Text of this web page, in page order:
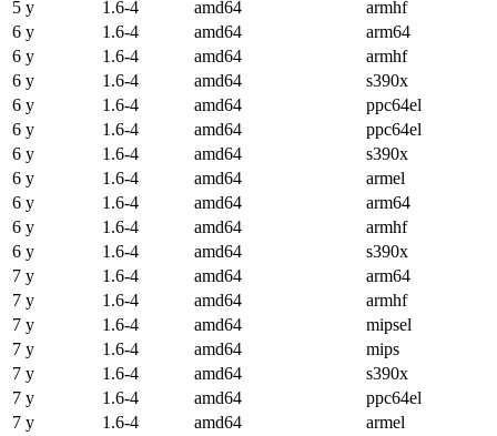
5 y
1.6-4 amd64
armhf
6 y
1.6-4 amd64
arm64
6 y
1.6-4 amd64
armhf
6 y
1.6-4 amd64
s390x
6 y
1.6-4 amd64
ppc64el
6 y
1.6-4 amd64
ppc64el
6 y
1.6-4 amd64
s390x
6 y
1.6-4 amd64
armel
6 y
1.6-4 amd64
arm64
6 y
1.6-4 amd64
armhf
6 y
1.6-4 amd64
s390x
7 y
1.6-4 amd64
arm64
7 y
1.6-4 amd64
armhf
7 y
1.6-4 amd64
mipsel
7 y
1.6-4 amd64
mips
7 y
1.6-4 amd64
s390x
7 y
1.6-4 amd64
ppc64el
7 y
1.6-4 amd64
armel